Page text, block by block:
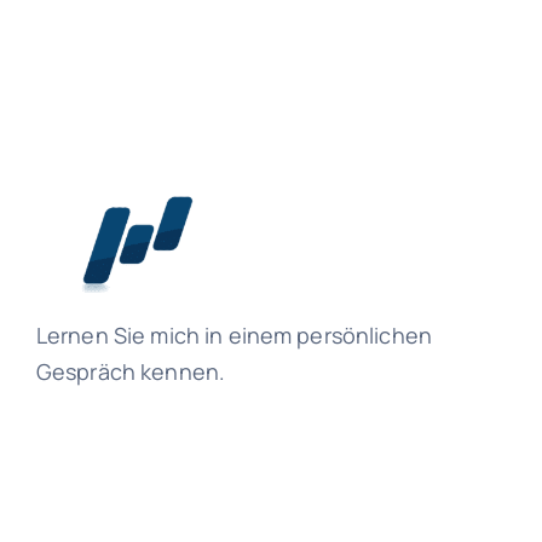
Lernen Sie mich in einem persönlichen
Gespräch kennen.